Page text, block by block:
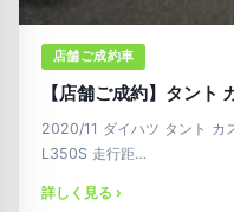
店舗ご成約車
【店舗ご成約】タント
2020/11 ダイハツ タント カ
L350S 走行距…
詳しく見る ›